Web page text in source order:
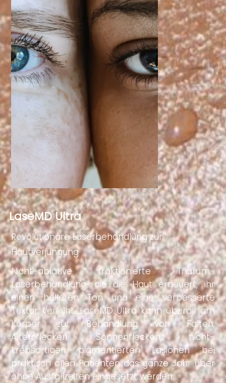
LaseMD Ultra
Revolutionäre Laserbehandlung zur
Hautverjüngung
Nicht-ablative fraktionierte Thulium-
Laserbehandlung, die die Haut erneuert, ihr
einen helleren Ton und eine verbesserte
Textur verleiht. LaseMD Ultra kann überall am
Körper zur Behandlung von Falten,
Altersflecken, Sonnenflecken, nicht-
krebsartigen pigmentierten Läsionen bei
praktisch allen Patienten das ganze Jahr über
ohne Ausfallzeiten eingesetzt werden.